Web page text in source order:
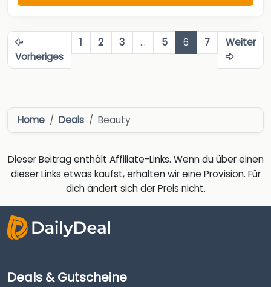
Vorheriges
1 2 3 … 5 6 7 Weiter
Home Deals Beauty
Dieser Beitrag enthält Affiliate-Links. Wenn du über einen
dieser Links etwas kaufst, erhalten wir eine Provision. Für
dich ändert sich der Preis nicht.
Deals & Gutscheine